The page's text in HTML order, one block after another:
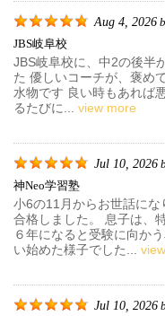
Aug 4, 2026
JBS岐阜校
JBS岐阜校に、中2の後半
た 優しいコーチが、褒め
水物です 良い時もあれば
るたびに... view more
Jul 10, 2026
神neo学習塾
小6の11月からお世話に
合格しました。 息子は、
６年になると受験に向か
い始めた様子でした...
Jul 10, 2026